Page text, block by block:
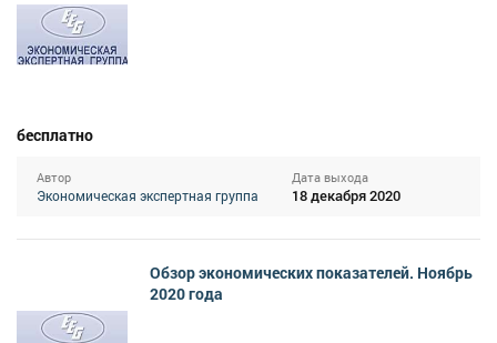
бесплатно
Автор
Экономическая экспертная группа
Дата выхода
18 декабря 2020
Обзор экономических показателей. Ноябрь
2020 года